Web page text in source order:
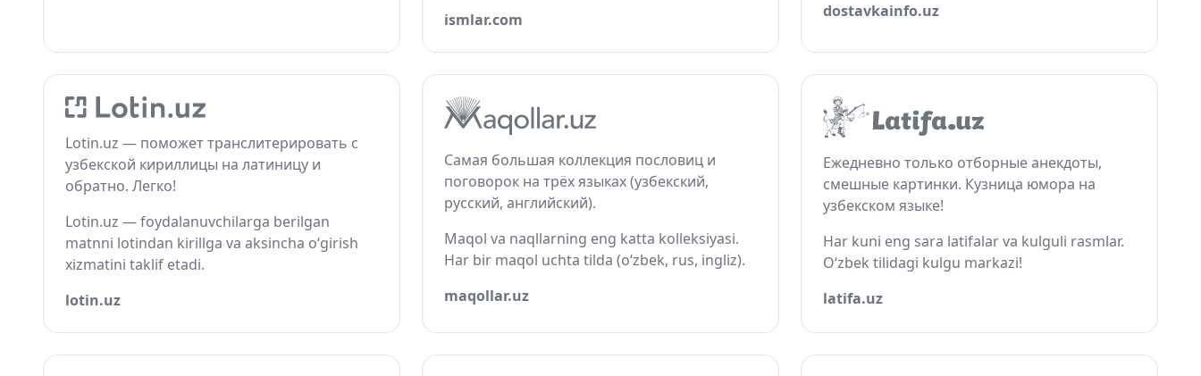
ismlar.com
dostavkainfo.uz
Lotin.uz — поможет транслитерировать с
узбекской кириллицы на латиницу и
обратно. Легко!
Lotin.uz — foydalanuvchilarga berilgan
matnni lotindan kirillga va aksincha o‘girish
xizmatini taklif etadi.
lotin.uz
Самая большая коллекция пословиц и
поговорок на трёх языках (узбекский,
русский, английский).
Maqol va naqllarning eng katta kolleksiyasi.
Har bir maqol uchta tilda (o‘zbek, rus, ingliz).
maqollar.uz
Ежедневно только отборные анекдоты,
смешные картинки. Кузница юмора на
узбекском языке!
Har kuni eng sara latifalar va kulguli rasmlar.
O‘zbek tilidagi kulgu markazi!
latifa.uz